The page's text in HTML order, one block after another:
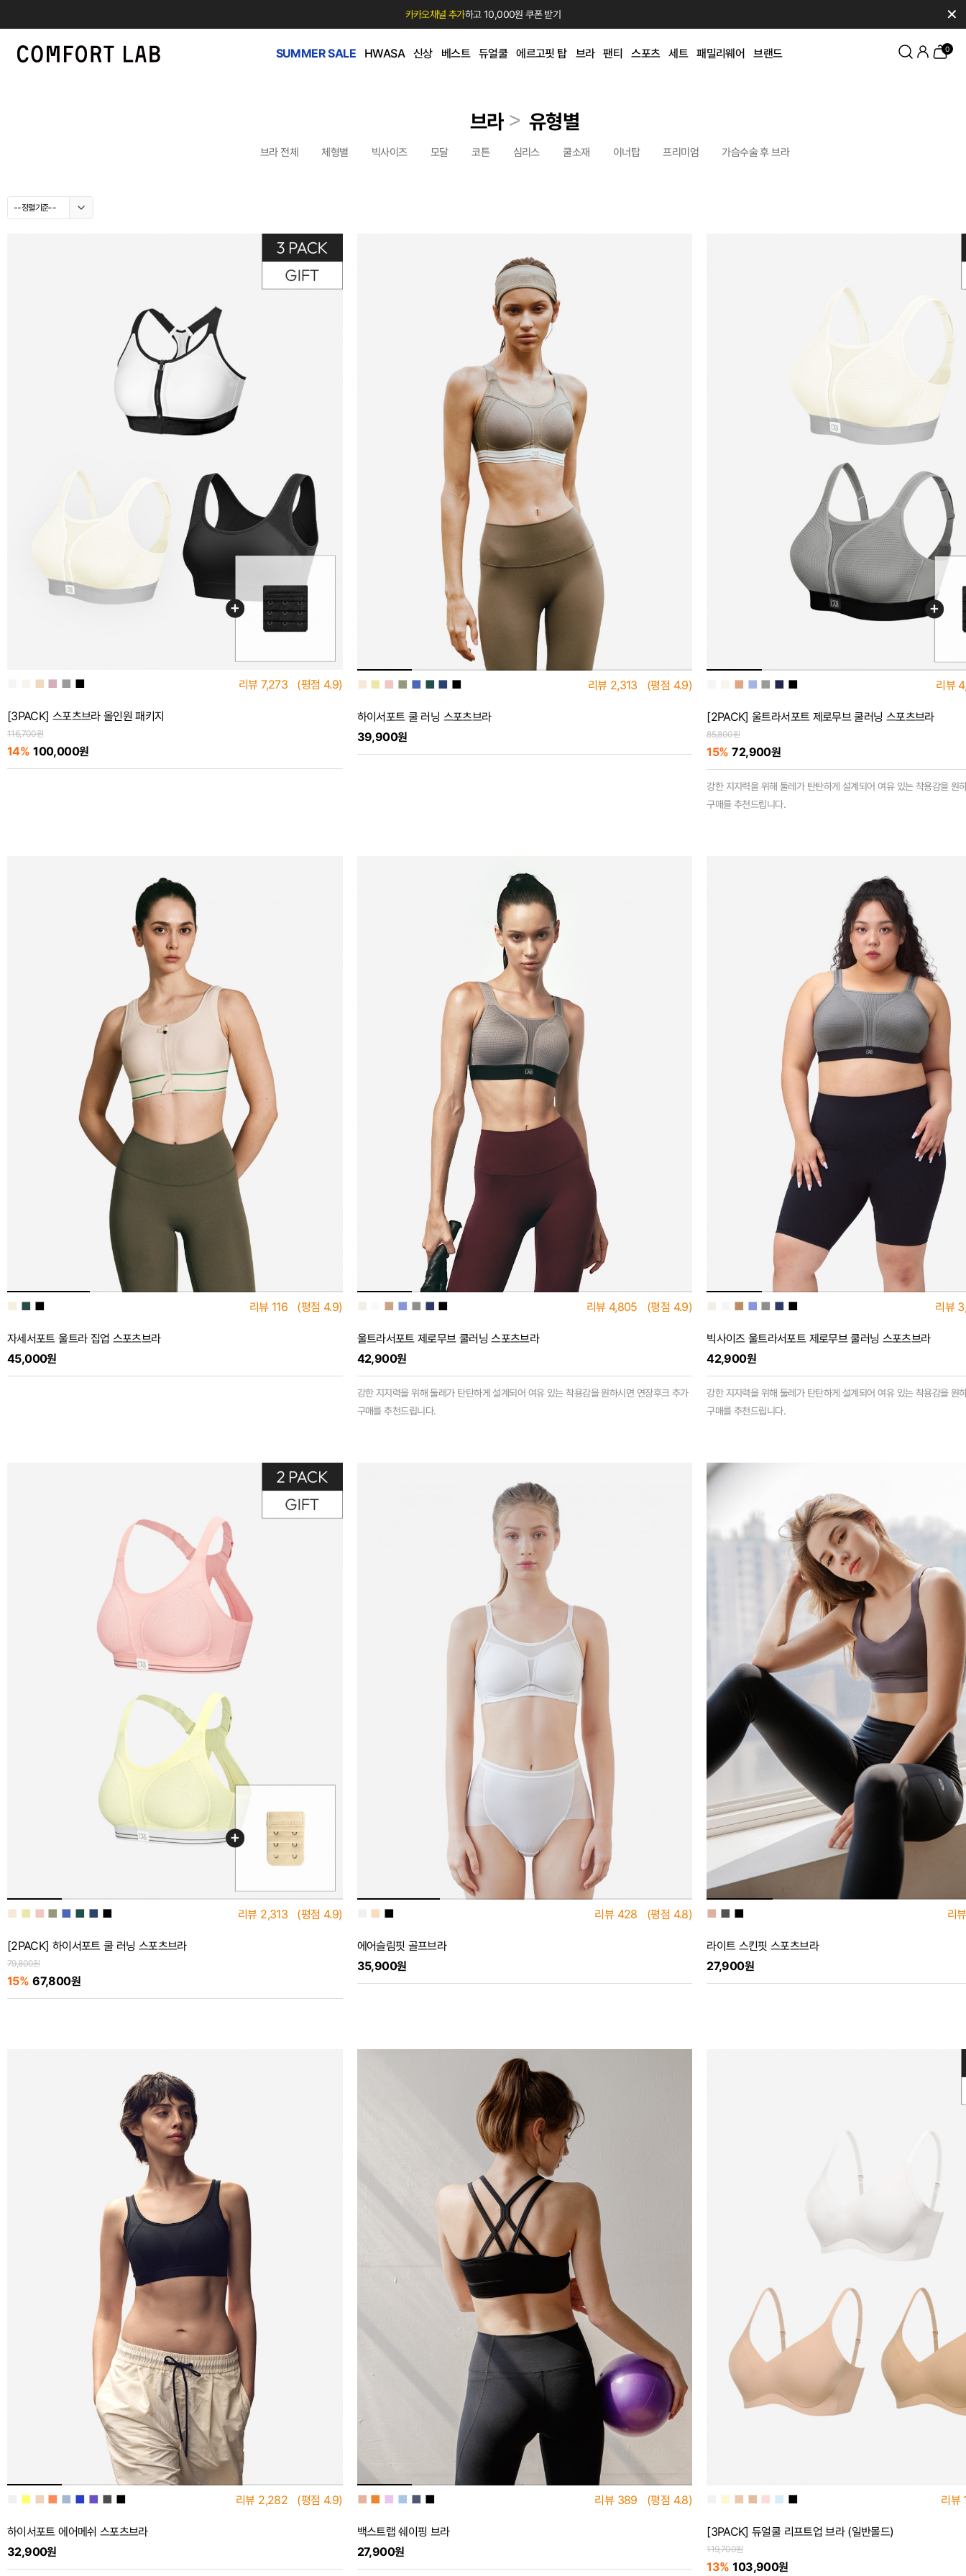
카카오채널 추가하고 10,000원 쿠폰 받기 ✕
SUMMER SALE HWASA 신상 베스트 듀얼쿨 에르고핏 탑 브라 팬티 스포츠 세트 패밀리웨어 브랜드 0
브라 > 유형별
브라 전체 체형별 빅사이즈 모달 코튼 심리스 쿨소재 이너탑 프리미엄 가슴수술 후 브라
--정렬기준--
■ ■ ■ ■ 리뷰 7,273 (평점 4.9)
[3PACK] 스포츠브라 올인원 패키지
116,700원
14% 100,000원
■ ■ ■ ■ ■ ■ ■ ■ 리뷰 2,313 (평점 4.9)
하이서포트 쿨 러닝 스포츠브라
39,900원
■ ■ ■ ■ ■ 리뷰
[2PACK] 울트라서포트 제로무브 쿨러닝 스포츠브라
85,800원
15% 72,900원
강한 지지력을 위해 둘레가 탄탄하게 설계되어 여유 있는 착용감을 원
구매를 추천드립니다.
■ ■ ■ 리뷰 116 (평점 4.9)
자세서포트 울트라 집업 스포츠브라
45,000원
■ ■ ■ ■ ■ ■ 리뷰 4,805 (평점 4.9)
울트라서포트 제로무브 쿨러닝 스포츠브라
42,900원
강한 지지력을 위해 둘레가 탄탄하게 설계되어 여유 있는 착용감을 원하시면 연장후크 추가
구매를 추천드립니다.
■ ■ ■ ■ ■ ■ 리뷰
빅사이즈 울트라서포트 제로무브 쿨러닝 스포츠브라
42,900원
강한 지지력을 위해 둘레가 탄탄하게 설계되어 여유 있는 착용감을 원
구매를 추천드립니다.
■ ■ ■ ■ ■ ■ ■ ■ 리뷰 2,313 (평점 4.9)
[2PACK] 하이서포트 쿨 러닝 스포츠브라
79,800원
15% 67,800원
■ ■ 리뷰 428 (평점 4.8)
에어슬림핏 골프브라
35,900원
■ ■ ■ 리뷰
라이트 스킨핏 스포츠브라
27,900원
■ ■ ■ ■ ■ ■ ■ ■ 리뷰 2,282 (평점 4.9)
하이서포트 에어메쉬 스포츠브라
32,900원
■ ■ ■ ■ ■ ■ 리뷰 389 (평점 4.8)
백스트랩 쉐이핑 브라
27,900원
■ ■ ■ ■ ■ ■ 리뷰
[3PACK] 듀얼쿨 리프트업 브라 (일반몰드)
119,700원
13% 103,900원